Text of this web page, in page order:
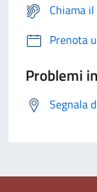
Chiama
Prenota
Problemi
Segnala